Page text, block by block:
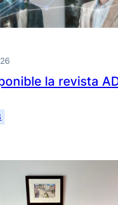
la revista